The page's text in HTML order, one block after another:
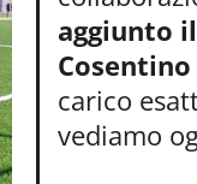
aggiunto
Cosentino
carico
vediamo